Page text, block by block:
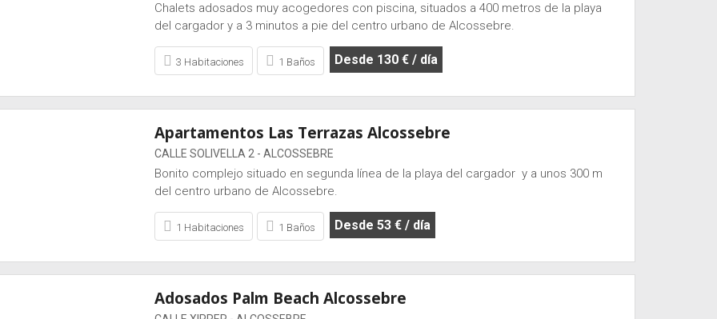
Chalets adosados muy acogedores con piscina, situados a 400 metros de la playa
del cargador y a 3 minutos a pie del centro urbano de Alcossebre.
3 Habitaciones 1 Baños Desde 130 € / día
Apartamentos Las Terrazas Alcossebre
CALLE SOLIVELLA 2 - ALCOSSEBRE
Bonito complejo situado en segunda línea de la playa del cargador y a unos 300 m
del centro urbano de Alcossebre.
1 Habitaciones 1 Baños Desde 53 € / día
Adosados Palm Beach Alcossebre